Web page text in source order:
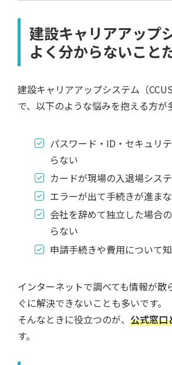
建設キャリアアップ
よく分からないこと
建設キャリアアップシステム（
で、以下のような悩みを抱える方が
パスワード・ID・セキュリ
らない
カードが現場の入退場シス
エラーが出て手続きが進ま
会社を辞めて独立した場合
らない
申請手続きや費用について
インターネットで調べても情報が散
ぐに解決できないことも多いです。
そんなときに役立つのが、 公式窓口
す。